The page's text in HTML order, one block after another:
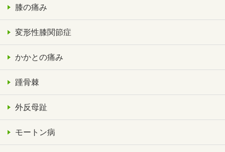
膝の痛み
変形性膝関節症
かかとの痛み
踵骨棘
外反母趾
モートン病